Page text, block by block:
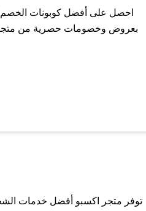
احصل على أفضل كوبونات الخصم
بعروض وخصومات حصرية من متجر
باستخدام تطبيق صحصح، يمكنك
لا تقلق!
توفر متجر اكسبو أفضل خدمات